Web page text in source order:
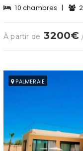
10 chambres |
À partir de 3200€
PALMERAIE